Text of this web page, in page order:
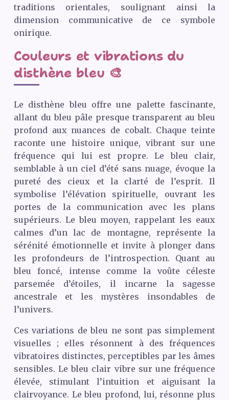
traditions orientales, soulignant ainsi la
dimension communicative de ce symbole
onirique.
Couleurs et vibrations du
disthène bleu 🎨
Le disthène bleu offre une palette fascinante,
allant du bleu pâle presque transparent au bleu
profond aux nuances de cobalt. Chaque teinte
raconte une histoire unique, vibrant sur une
fréquence qui lui est propre. Le bleu clair,
semblable à un ciel d’été sans nuage, évoque la
pureté des cieux et la clarté de l’esprit. Il
symbolise l’élévation spirituelle, ouvrant les
portes de la communication avec les plans
supérieurs. Le bleu moyen, rappelant les eaux
calmes d’un lac de montagne, représente la
sérénité émotionnelle et invite à plonger dans
les profondeurs de l’introspection. Quant au
bleu foncé, intense comme la voûte céleste
parsemée d’étoiles, il incarne la sagesse
ancestrale et les mystères insondables de
l’univers.
Ces variations de bleu ne sont pas simplement
visuelles ; elles résonnent à des fréquences
vibratoires distinctes, perceptibles par les âmes
sensibles. Le bleu clair vibre sur une fréquence
élevée, stimulant l’intuition et aiguisant la
clairvoyance. Le bleu profond, lui, résonne plus